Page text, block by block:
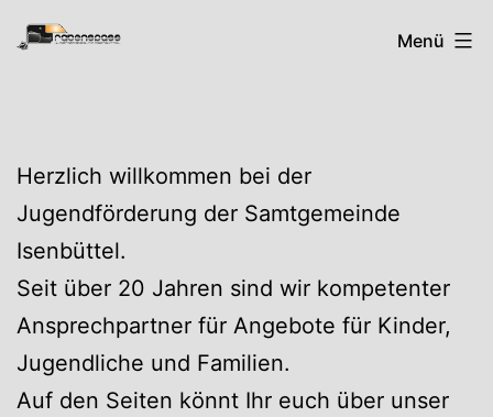
Zum
Inhalt
RabenspassMenü
Herzlich willkommen bei der
Jugendförderung der Samtgemeinde
Isenbüttel.
Seit über 20 Jahren sind wir kompetenter
Ansprechpartner für Angebote für Kinder,
Jugendliche und Familien.
Auf den Seiten könnt Ihr euch über unser